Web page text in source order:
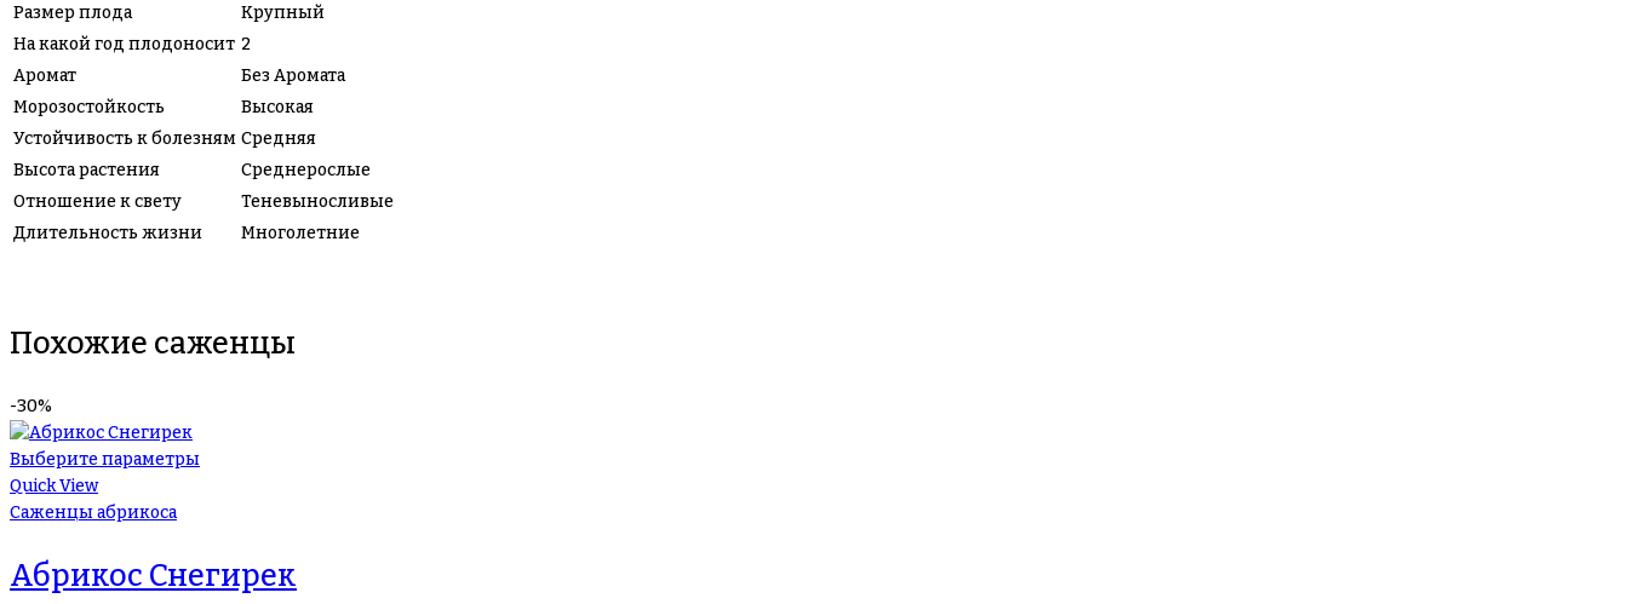
Размер плода
Крупный
На какой год плодоносит 2
Аромат
Без Аромата
Морозостойкость
Высокая
Устойчивость к болезням Средняя
Высота растения
Среднерослые
Отношение к свету
Теневыносливые
Длительность жизни
Многолетние
Похожие саженцы
-30%
Выберите параметры
Quick View
Саженцы абрикоса
Абрикос Снегирек